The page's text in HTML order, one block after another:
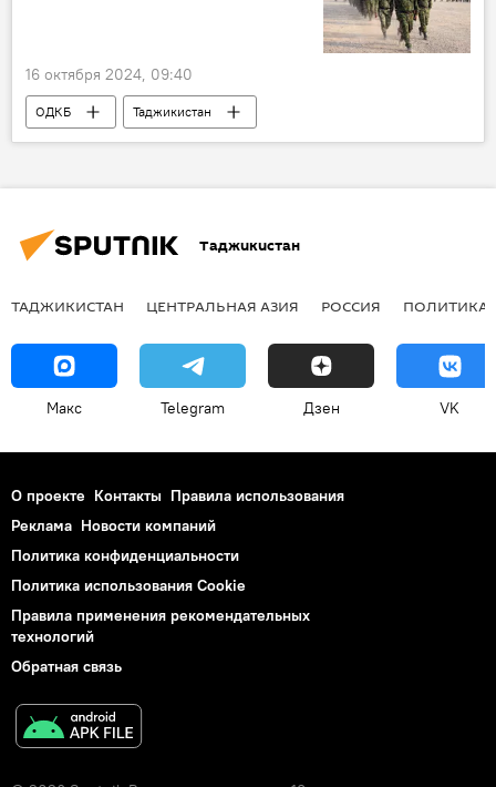
16 октября 2024, 09:40
ОДКБ
Таджикистан
Армия и вооружение
Таджикистан
ТАДЖИКИСТАН ЦЕНТРАЛЬНАЯ АЗИЯ РОССИЯ ПОЛИТИКА
Макс Telegram Дзен VK
О проекте Контакты Правила использования
Реклама Новости компаний
Политика конфиденциальности
Политика использования Cookie
Правила применения рекомендательных
технологий
Обратная связь